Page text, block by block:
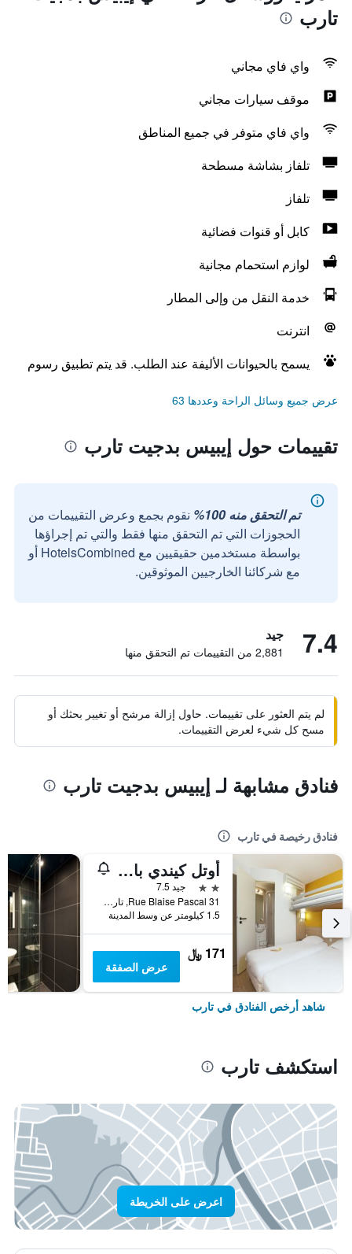
تارب
واي فاي مجاني
موقف سيارات مجاني
واي فاي متوفر في جميع المناطق
تلفاز بشاشة مسطحة
تلفاز
كابل أو قنوات فضائية
لوازم استحمام مجانية
خدمة النقل من وإلى المطار
انترنت
يسمح بالحيوانات الأليفة عند الطلب. قد يتم تطبيق رسوم
عرض جميع وسائل الراحة وعددها 63
تقييمات حول إيبيس بدجيت تارب
تم التحقق منه 100%
نقوم بجمع وعرض التقييمات من
الحجوزات التي تم التحقق منها فقط والتي تم إجراؤها
بواسطة مستخدمين حقيقيين مع HotelsCombined أو
مع شركائنا الخارجيين الموثوقين.
7.4 جيد
2,881 من التقييمات تم التحقق منها
لم يتم العثور على تقييمات. حاول إزالة مرشح أو تغيير بحثك أو
مسح كل شيء لعرض التقييمات.
فنادق مشابهة لـ إيبيس بدجيت تارب
فنادق رخيصة في تارب
أوتل كيندي بارك ديه إكسبوزيزيون
2 نجمتين
جيد 7.5
31 Rue Blaise Pascal, تارب, إقليم البرانيس العليا, فرنسا
1.5 كيلومتر عن وسط المدينة
171 ﷼
عرض الصفقة
شاهد أرخص الفنادق في تارب
استكشف تارب
اعرض على الخريطة